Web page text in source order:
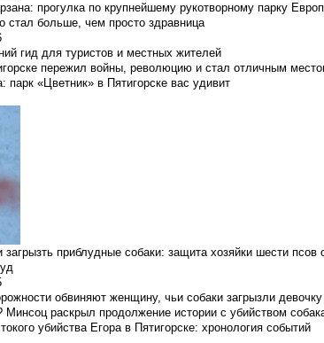
прогулка по крупнейшему рукотворному парку
стал больше, чем просто здравница
гид для туристов и местных жителей
пережил войны, революцию и стал отличным
парк «Цветник» в Пятигорске вас удивит
приблудные собаки: защита хозяйки шести
обвиняют женщину, чьи собаки загрызли
раскрыл продолжение истории с убийством
убийства Егора в Пятигорске: хронология событий